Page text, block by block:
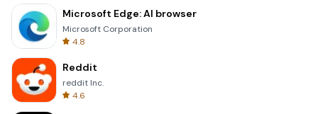
Microsoft Edge: AI browser
Microsoft Corporation
4.8
Reddit
reddit Inc.
4.6